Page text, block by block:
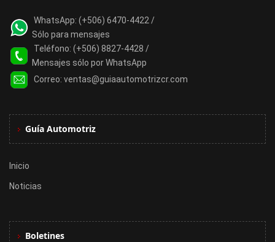
WhatsApp: (+506) 6470-4422 /
Sólo para mensajes
Teléfono: (+506) 8827-4428 /
Mensajes sólo por WhatsApp
Correo: ventas@guiaautomotrizcr.com
Guía Automotriz
Inicio
Noticias
Boletines